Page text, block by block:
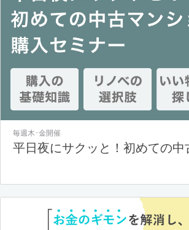
毎週木･金開催
平日夜にサクッと！初めての